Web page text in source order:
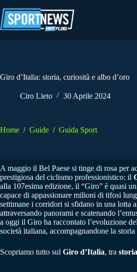
al
contenuto
Giro d’Italia: storia, curiosità e albo d’oro
Ciro Lieto 30 Aprile 2024
Home / Guide / Guida Sport
A maggio il Bel Paese si tinge di rosa per
prestigiosa del ciclismo professionistico: il
alla 107esima edizione, il “Giro” è quasi
capace di appassionare milioni di tifosi
settimane i corridori si sfidano in una lotta
attraversando panorami e scatenando
a oggi il Giro ha raccontato l’evoluzione
società italiana, accompagnandone la
Scopriamo tutto sul Giro d’Italia, tra